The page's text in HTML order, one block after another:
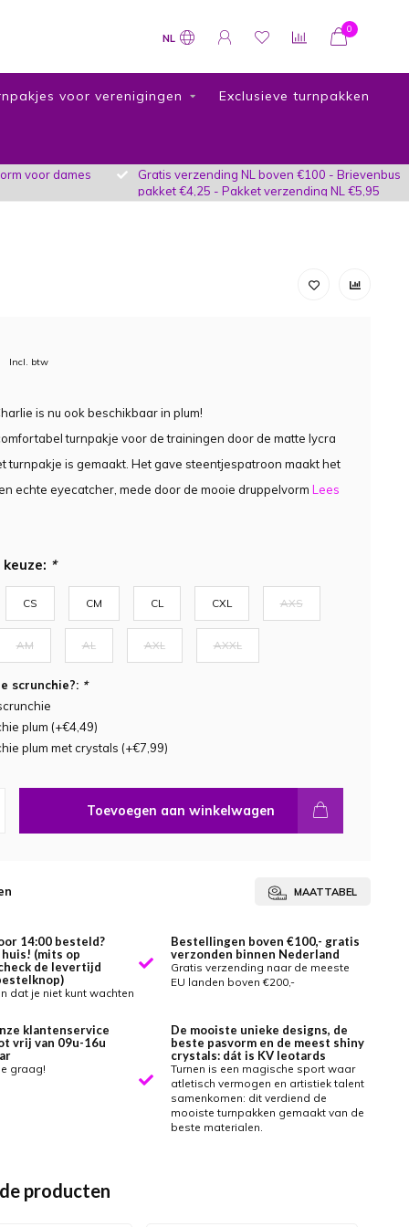
NL
0
voor verenigingen Exclusieve turnpakken
voor dames
Gratis verzending NL boven €100 - Brievenbus
pakket €4,25 - Pakket verzending NL €5,95
Incl. btw
is nu ook beschikbaar in plum!
turnpakje voor de trainingen door de matte lycra
turnpakje is gemaakt. Het gave steentjespatroon maakt het
echte eyecatcher, mede door de mooie druppelvorm Lees
*
CS CM CL CXL AXS
AM AL AXL AXXL
scrunchie?: *
plum (+€4,49)
plum met crystals (+€7,99)
Toevoegen aan winkelwagen
MAATTABEL
14:00 besteld?
(mits op
de levertijd
dat je niet kunt wachten
Bestellingen boven €100,- gratis
verzonden binnen Nederland
Gratis verzending naar de meeste
EU landen boven €200,-
klantenservice
vrij van 09u-16u
graag!
De mooiste unieke designs, de
beste pasvorm en de meest shiny
crystals: dát is KV leotards
Turnen is een magische sport waar
atletisch vermogen en artistiek talent
samenkomen: dit verdiend de
mooiste turnpakken gemaakt van de
beste materialen.
producten